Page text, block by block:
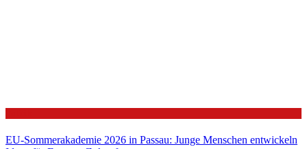
EU-Sommerakademie 2026 in Passau: Junge Menschen entwickeln